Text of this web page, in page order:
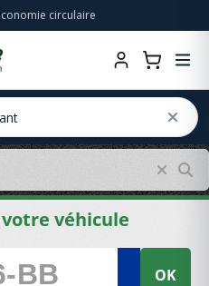
circulaire
véhicule
OK